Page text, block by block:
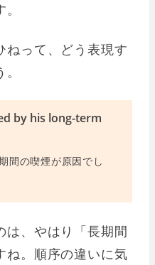
ねって、どう表現す
by his long-term
間の喫煙が原因でし
は、やはり「長期間
ね。順序の違いに気